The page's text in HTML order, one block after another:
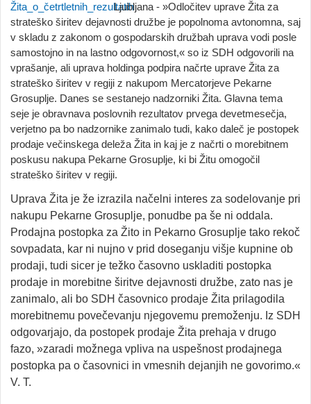
Ljubljana - »Odločitev uprave Žita za
strateško širitev dejavnosti družbe je popolnoma avtonomna, saj
v skladu z zakonom o gospodarskih družbah uprava vodi posle
samostojno in na lastno odgovornost,« so iz SDH odgovorili na
vprašanje, ali uprava holdinga podpira načrte uprave Žita za
strateško širitev v regiji z nakupom Mercatorjeve Pekarne
Grosuplje. Danes se sestanejo nadzorniki Žita. Glavna tema
seje je obravnava poslovnih rezultatov prvega devetmesečja,
verjetno pa bo nadzornike zanimalo tudi, kako daleč je postopek
prodaje večinskega deleža Žita in kaj je z načrti o morebitnem
poskusu nakupa Pekarne Grosuplje, ki bi Žitu omogočil
strateško širitev v regiji.
Uprava Žita je že izrazila načelni interes za sodelovanje pri
nakupu Pekarne Grosuplje, ponudbe pa še ni oddala.
Prodajna postopka za Žito in Pekarno Grosuplje tako rekoč
sovpadata, kar ni nujno v prid doseganju višje kupnine ob
prodaji, tudi sicer je težko časovno uskladiti postopka
prodaje in morebitne širitve dejavnosti družbe, zato nas je
zanimalo, ali bo SDH časovnico prodaje Žita prilagodila
morebitnemu povečevanju njegovemu premoženju. Iz SDH
odgovarjajo, da postopek prodaje Žita prehaja v drugo
fazo, »zaradi možnega vpliva na uspešnost prodajnega
postopka pa o časovnici in vmesnih dejanjih ne govorimo.«
V. T.